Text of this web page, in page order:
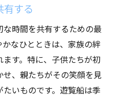
有する
時間を共有するための最
なひとときは、家族の絆
す。特に、子供たちが初
、親たちがその笑顔を見
いものです。遊覧船は季